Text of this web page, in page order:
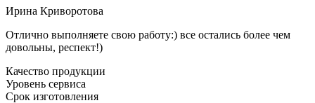
Ирина Криворотова
Отлично выполняете свою работу:) все остались более чем
довольны, респект!)
Качество продукции
Уровень сервиса
Срок изготовления